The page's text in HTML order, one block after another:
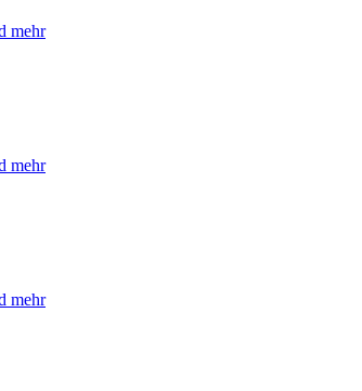
mehr
mehr
mehr